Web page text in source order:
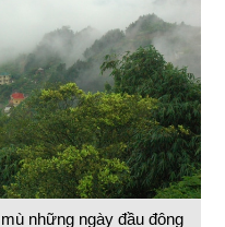
những ngày đầu đông